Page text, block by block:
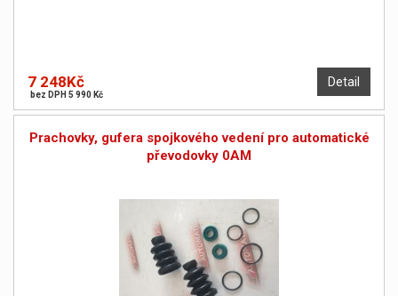
Detail
7 248Kč
bez DPH 5 990 Kč
Prachovky, gufera spojkového vedení pro automatické
převodovky 0AM